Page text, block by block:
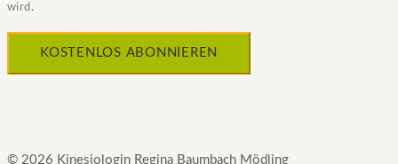
wird.
© 2026 Kinesiologin Regina Baumbach Mödling